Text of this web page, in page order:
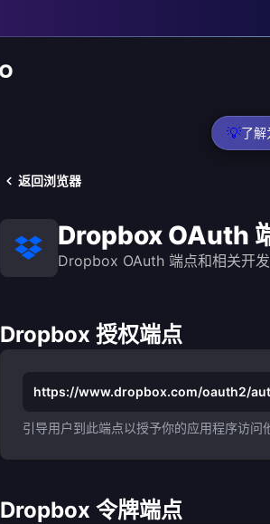
💡了解
返回浏览器
Dropbox OAuth
Dropbox OAuth 端点和相关开
Dropbox 授权端点
https://www.dropbox.com/oauth2/
引导用户到此端点以授予你的应用程序访问
Dropbox 令牌端点